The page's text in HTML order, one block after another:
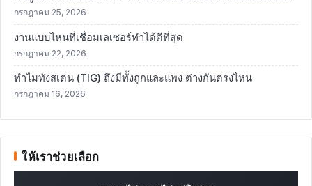
กรกฎาคม 25, 2026
งานแบบไหนที่เชื่อมเลเซอร์ทำได้ดีที่สุด
กรกฎาคม 22, 2026
ทำไมทังสเตน (TIG) ถึงมีทั้งถูกและแพง ต่างกันตรงไหน
กรกฎาคม 16, 2026
ให้เราช่วยเลือก